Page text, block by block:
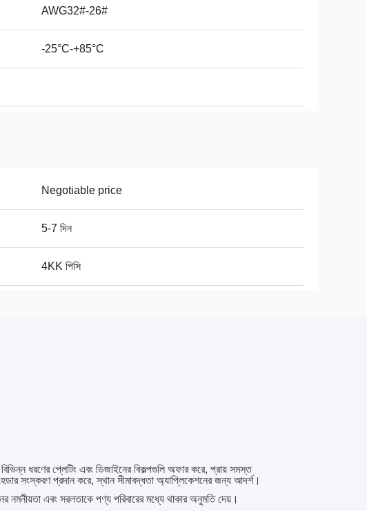
AWG32#-26#
-25°C-+85°C
Negotiable price
5-7 দিন
4KK পিসি
ধরণের প্লেটিং এবং ডিজাইনের বিকল্পগুলি অফার করে, প্রায় সমস্ত
সংস্করণ প্রদান করে, স্থান সীমাবদ্ধতা অ্যাপ্লিকেশনের জন্য আদর্শ।
নমনীয়তা এবং সরলতাকে পণ্য পরিবারের মধ্যে থাকার অনুমতি দেয়।